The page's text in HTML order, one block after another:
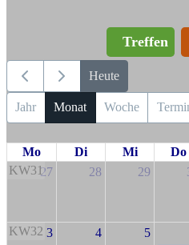
Treffen
Heute
Jahr Monat Woche
Mo Di Mi Do
KW3127 28 29
KW32 3 4 5